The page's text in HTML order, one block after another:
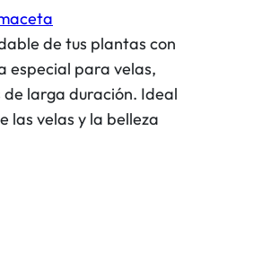
de tus plantas con
especial para velas,
larga duración. Ideal
las velas y la belleza